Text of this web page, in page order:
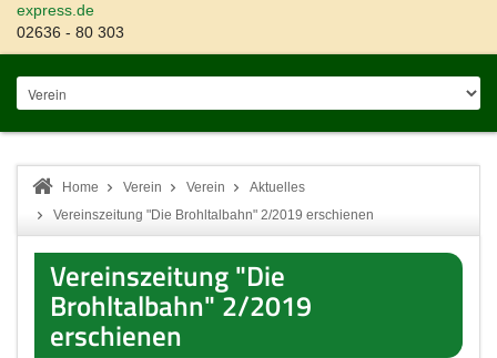
express.de
02636 - 80 303
Home Verein Verein
Aktuelles
Vereinszeitung "Die Brohltalbahn" 2/2019 erschienen
Vereinszeitung "Die
Brohltalbahn" 2/2019
erschienen